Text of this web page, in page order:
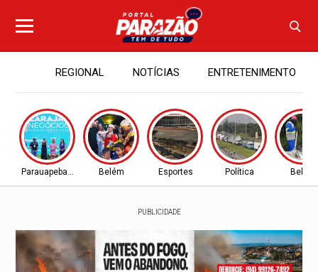
REGIONAL NOTÍCIAS ENTRETENIMENTO
Parauapebas - PA Belém Esportes Política Belém
PUBLICIDADE